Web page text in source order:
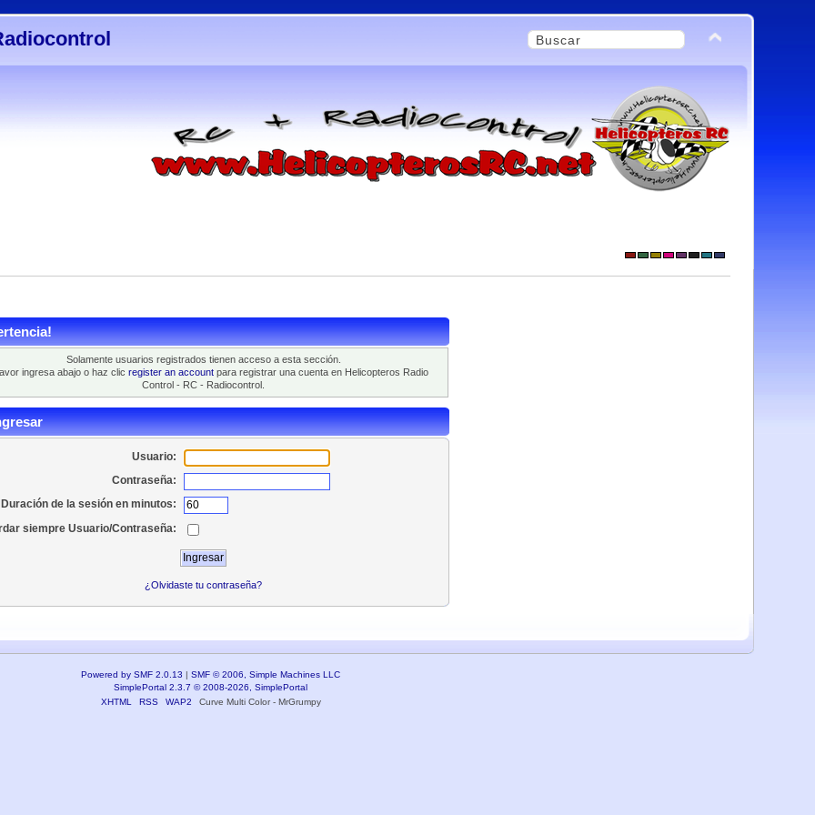
Solamente usuarios registrados tienen acceso a esta sección.
ingresa abajo o haz clicregister an account para registrar una cuenta en Helicopteros Radio
Control - RC - Radiocontrol.
Usuario:
Contraseña:
Duración de la sesión en minutos:
siempre Usuario/Contraseña:
¿Olvidaste tu contraseña?
Powered by SMF 2.0.13 | SMF © 2006, Simple Machines LLC
SimplePortal 2.3.7 © 2008-2026, SimplePortal
XHTML
RSS WAP2 Curve Multi Color - MrGrumpy